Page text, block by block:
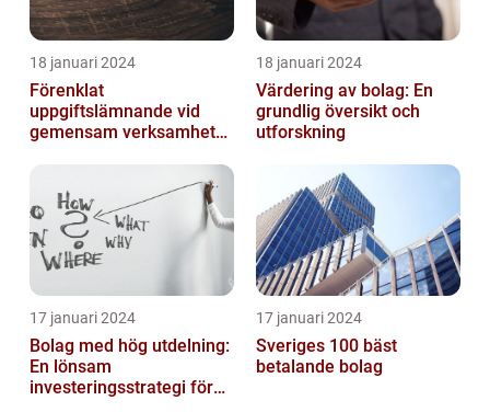
18 januari 2024
Förenklat
uppgiftslämnande vid
gemensam verksamhet
18 januari 2024
Värdering av bolag: En
grundlig översikt och
utforskning
17 januari 2024
Bolag med hög utdelning:
En lönsam
investeringsstrategi för
17 januari 2024
Sveriges 100 bäst
betalande bolag